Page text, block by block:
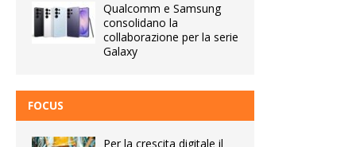
Qualcomm e Samsung
consolidano la
collaborazione per la serie
Galaxy
FOCUS
Per la crescita digitale il